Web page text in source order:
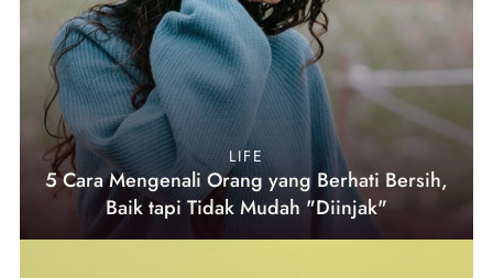
LIFE
5 Cara Mengenali Orang yang Berhati Bersih,
Baik tapi Tidak Mudah "Diinjak"